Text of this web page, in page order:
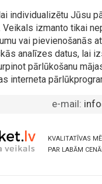
individualizētu Jūsu
izmanto tikai
vai pievienošanās
analīzes datus, lai
pārlūkošanu
interneta
e-mail:
KVALITATĪVAS
PAR LABĀM